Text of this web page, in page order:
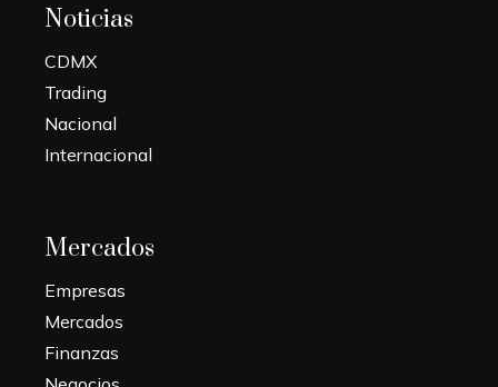
Noticias
CDMX
Trading
Nacional
Internacional
Mercados
Empresas
Mercados
Finanzas